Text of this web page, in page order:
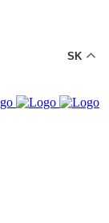
SK